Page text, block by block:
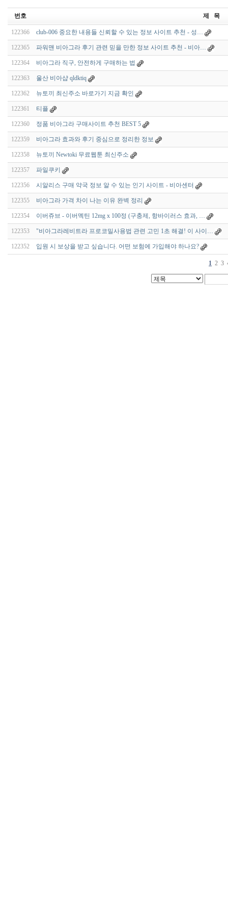
번호 제 목
122366 club-006 중요한 내용들 신뢰할 수 있는 정보 사이트 추천 - 성…
122365 파워맨 비아그라 후기 관련 믿을 만한 정보 사이트 추천 - 비아…
122364 비아그라 직구, 안전하게 구매하는 법
122363 울산 비아샵 qldktiq
122362 뉴토끼 최신주소 바로가기 지금 확인
122361 티플
122360 정품 비아그라 구매사이트 추천 BEST 5
122359 비아그라 효과와 후기 중심으로 정리한 정보
122358 뉴토끼 Newtoki 무료웹툰 최신주소
122357 파일쿠키
122356 시알리스 구매 약국 정보 알 수 있는 인기 사이트 - 비아센터
122355 비아그라 가격 차이 나는 이유 완벽 정리
122354 이버쥬브 - 이버멕틴 12mg x 100정 (구충제, 항바이러스 효과, …
122353 "비아그라레비트라 프로코밀사용법 관련 고민 1초 해결! 이 사이…
122352 입원 시 보상을 받고 싶습니다. 어떤 보험에 가입해야 하나요?
1 2 3